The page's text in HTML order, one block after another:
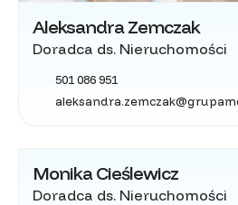
Aleksandra Zemczak
Doradca ds. Nieruchomości
501 086 951
Monika Cieślewicz
Doradca ds. Nieruchomości